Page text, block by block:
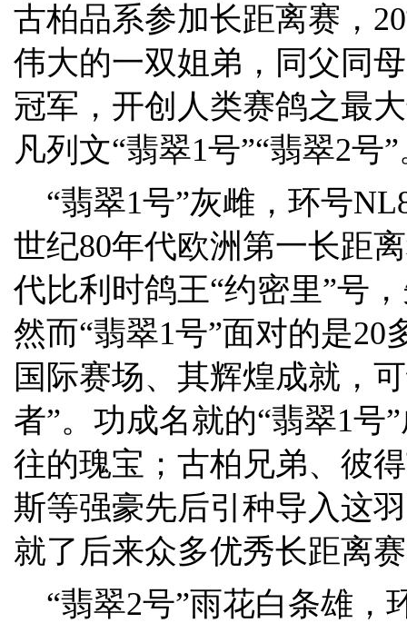
古柏品系参加长距离赛，
伟大的一双姐弟，同父同
冠军，开创人类赛鸽之最
凡列文“翡翠1号”“翡翠2号
“翡翠1号”灰雌，环号
世纪80年代欧洲第一长距
代比利时鸽王“约密里”号
然而“翡翠1号”面对的是
国际赛场、其辉煌成就，
者”。功成名就的“翡翠1号
往的瑰宝；古柏兄弟、彼
斯等强豪先后引种导入这
就了后来众多优秀长距离
“翡翠2号”雨花白条雄，